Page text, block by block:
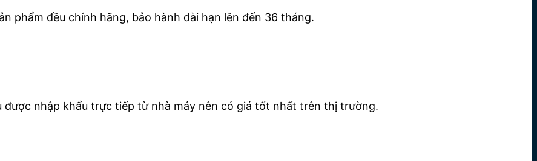
phẩm đều chính hãng, bảo hành dài hạn lên đến 36 tháng.
được nhập khẩu trực tiếp từ nhà máy nên có giá tốt nhất trên thị trường.